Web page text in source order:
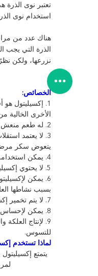
تعتبر نوى الذرة
استخدام نوى الذرة التي تستغرق 5 أشهر لتنمو كمصدر لإكسيليتول هو أكثر
هناك عدد من
الذرة التي يجب
نزرعها، ولكن
الخصائص:
1. إكسيليتول
الأخرى الخالية
2. له طعم منعش مكثف، لذلك يمكن استخدامه في الكعك اللذيذ والبسكويت والحلويات والأدوية وغيرها من السلع ذات المذاق الجديد.
3. لا يعتمد
يتعوض سكر
4. يمكن استخدامه كعامل ترطيب في مستحضرات التجميل ولا يسبب تهيجًا للجلد.
5. لا يحتوي إكسيليتول على الألدهيد، ولا يوجد تفاعل ميلارد البني عند التسخين، وهو جيد لإنتاج أطعمة المخابز المختلفة.
6. يمكن
بسبب نشاطها
7. لا يتم تخمير إكسيليتول بواسطة الخميرة، ويمكن أن يكون الركيزة الخاملة للميكروبات.
8. يمكن لإحساس إكسيليتول بالبرودة أن يضيف طعم النعناع والنعناع إلى الطعام.
9. لإنتاج
للتسوس.
لماذا تستخدم
يتمتع